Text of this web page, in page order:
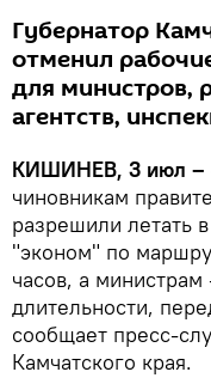
Губернатор
отменил
для министров,
агентств,
КИШИНЕВ, 3 июл –
чиновникам
разрешили летать
"эконом" по
часов, а
длительности,
сообщает пресс-
Камчатского края.